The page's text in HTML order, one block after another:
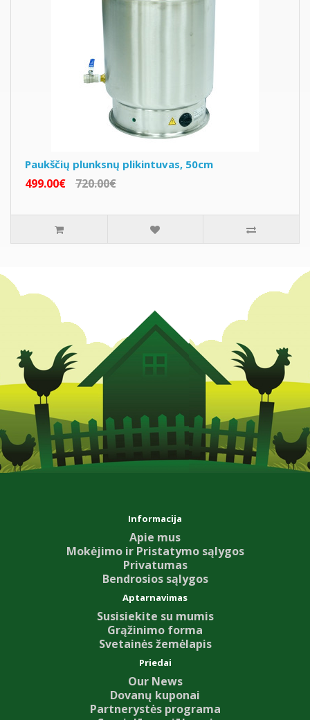
Paukščių plunksnų plikintuvas, 50cm
499.00€ 720.00€
Informacija
Apie mus
Mokėjimo ir Pristatymo sąlygos
Privatumas
Bendrosios sąlygos
Aptarnavimas
Susisiekite su mumis
Grąžinimo forma
Svetainės žemėlapis
Priedai
Our News
Dovanų kuponai
Partnerystės programa